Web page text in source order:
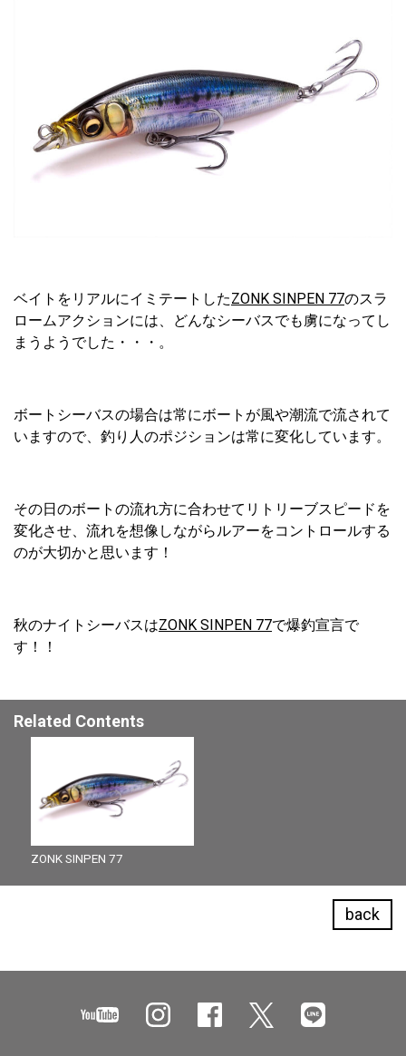
ベイトをリアルにイミテートしたZONK SINPEN 77のスラ
ロームアクションには、どんなシーバスでも虜になってし
まうようでした・・・。
ボートシーバスの場合は常にボートが風や潮流で流されて
いますので、釣り人のポジションは常に変化しています。
その日のボートの流れ方に合わせてリトリーブスピードを
変化させ、流れを想像しながらルアーをコントロールする
のが大切かと思います！
秋のナイトシーバスはZONK SINPEN 77で爆釣宣言で
す！！
Related Contents
ZONK SINPEN 77
back